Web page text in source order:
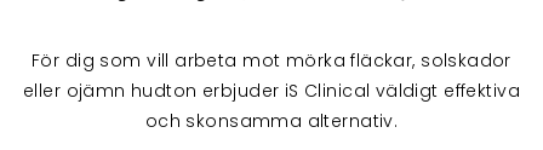
För dig som vill arbeta mot mörka fläckar, solskador
eller ojämn hudton erbjuder iS Clinical väldigt effektiva
och skonsamma alternativ.